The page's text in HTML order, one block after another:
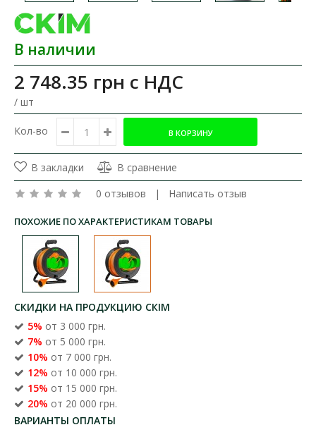
В наличии
2 748.35 грн с НДС
/ шт
Кол-во
В закладки
В сравнение
0 отзывов | Написать отзыв
ПОХОЖИЕ ПО ХАРАКТЕРИСТИКАМ ТОВАРЫ
СКИДКИ НА ПРОДУКЦИЮ СКІМ
5% от 3 000 грн.
7% от 5 000 грн.
10% от 7 000 грн.
12% от 10 000 грн.
15% от 15 000 грн.
20% от 20 000 грн.
ВАРИАНТЫ ОПЛАТЫ